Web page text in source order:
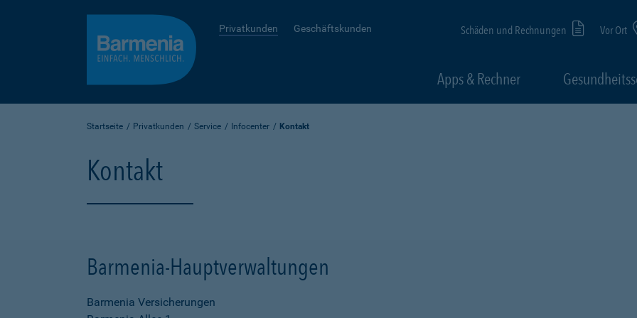
Privatkunden Geschäftskunden Schäden und Rechnungen Vor Ort
Apps & Rechner
Startseite Privatkunden Service Infocenter Kontakt
Kontakt
Barmenia-Hauptverwaltungen
Barmenia Versicherungen